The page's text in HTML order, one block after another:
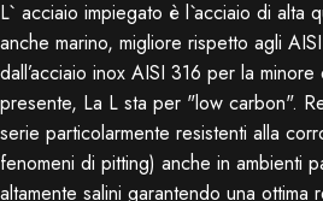
L` acciaio impiegato è l`acciaio di alta
anche marino, migliore rispetto agli
dall’acciaio inox AISI 316 per la
presente, La L sta per "low carbon".
serie particolarmente resistenti alla
fenomeni di pitting) anche in ambienti
altamente salini garantendo una ottima